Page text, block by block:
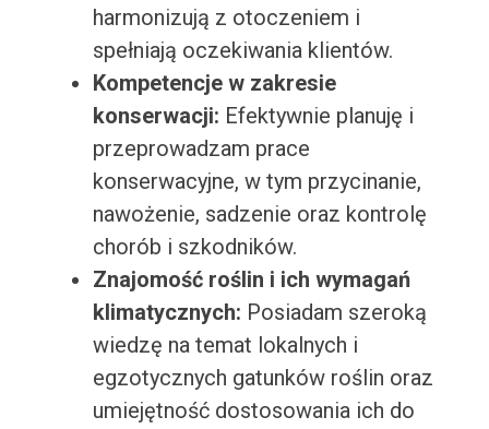
harmonizują z otoczeniem i
spełniają oczekiwania klientów.
Kompetencje w zakresie
konserwacji: Efektywnie planuję i
przeprowadzam prace
konserwacyjne, w tym przycinanie,
nawożenie, sadzenie oraz kontrolę
chorób i szkodników.
Znajomość roślin i ich wymagań
klimatycznych: Posiadam szeroką
wiedzę na temat lokalnych i
egzotycznych gatunków roślin oraz
umiejętność dostosowania ich do